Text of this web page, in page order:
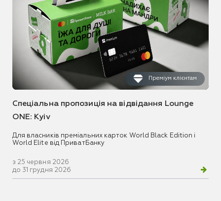
Преміум клієнтам
Спеціальна пропозиція на відвідання Lounge
ONE: Kyiv
Для власників преміальних карток World Black Edition і
World Elite від ПриватБанку
з 25 червня 2026
до 31 грудня 2026